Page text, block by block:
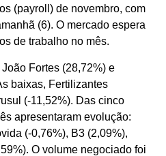
(payroll) de novembro, com
(6). O mercado espera
de trabalho no mês.
Fortes (28,72%) e
baixas, Fertilizantes
(-11,52%). Das cinco
apresentaram evolução:
(-0,76%), B3 (2,09%),
O volume negociado foi